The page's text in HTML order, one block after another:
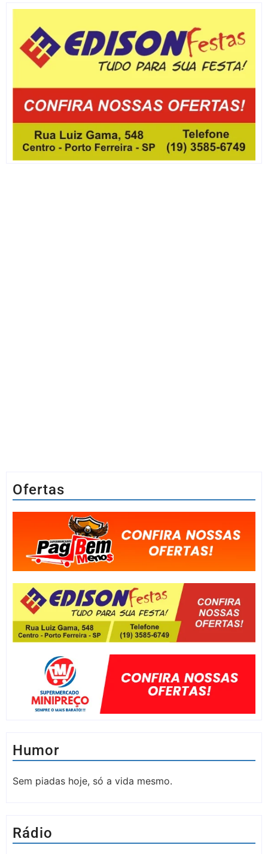
Ofertas
Humor
Sem piadas hoje, só a vida mesmo.
Rádio